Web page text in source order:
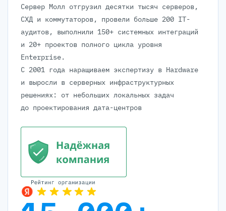
Сервер Молл отгрузил десятки тысяч серверов,
СХД и коммутаторов, провели больше 200 IT-
аудитов, выполнили 150+ системных интеграций
и 20+ проектов полного цикла уровня
Enterprise.
С 2001 года наращиваем экспертизу в Hardware
и выросли в серверных инфраструктурных
решениях: от небольших локальных задач
до проектирования дата-центров